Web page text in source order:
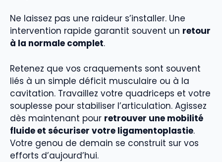
Ne laissez pas une raideur s’installer. Une
intervention rapide garantit souvent un retour
à la normale complet.
Retenez que vos craquements sont souvent
liés à un simple déficit musculaire ou à la
cavitation. Travaillez votre quadriceps et votre
souplesse pour stabiliser l’articulation. Agissez
dès maintenant pour retrouver une mobilité
fluide et sécuriser votre ligamentoplastie.
Votre genou de demain se construit sur vos
efforts d’aujourd’hui.